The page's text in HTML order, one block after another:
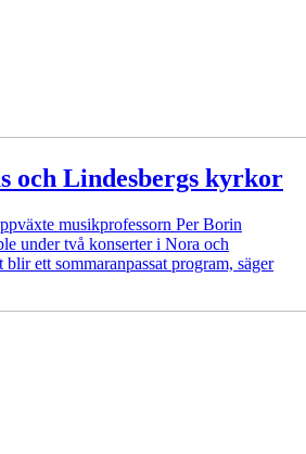
och Lindesbergs kyrkor
musikprofessorn Per Borin
under två konserter i Nora och
ett sommaranpassat program, säger